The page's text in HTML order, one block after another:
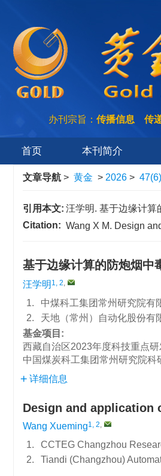
办刊宗旨： 传播信息 传
首页 本刊简介
文章导航 > 黄金 > 2026 > 47(6)
引用本文: 汪学明. 基于边缘计算
Citation: Wang X M. Design
基于边缘计算的防炮烟中
汪学明 1, 2,
1.
中煤科工集团常州研究院有
2.
天地（常州）自动化股份有
基金项目:
西藏自治区2023年度科技重点研
中国煤炭科工集团常州研究院科
详细信息
Design and application
Wang Xueming1, 2,
1.
CCTEG Changzhou
2.
Tiandi (Changzhou)